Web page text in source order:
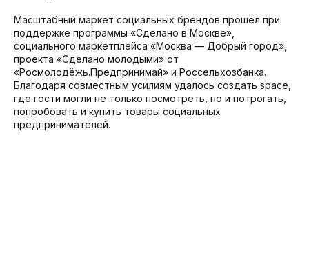
Масштабный маркет социальных брендов прошёл при
поддержке программы «Сделано в Москве»,
социального маркетплейса «Москва — Добрый город»,
проекта «Сделано молодыми» от
«Росмолодёжь.Предпринимай» и Россельхозбанка.
Благодаря совместным усилиям удалось создать space,
где гости могли не только посмотреть, но и потрогать,
попробовать и купить товары социальных
предпринимателей.